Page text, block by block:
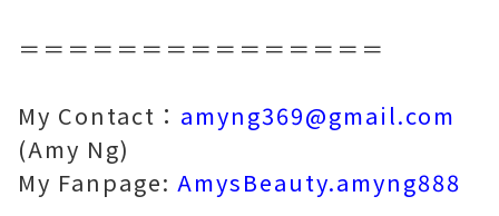
＝＝＝＝＝＝＝＝＝＝＝＝＝＝＝
My Contact： amyng369@gmail.com
(Amy Ng)
My Fanpage: AmysBeauty.amyng888